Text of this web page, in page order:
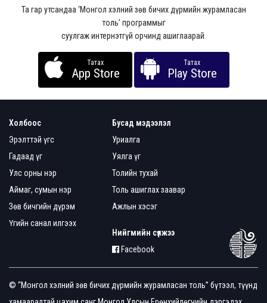
Та гар утсандаа ‘Монгол хэлний зөв бичих дүрмийн журамласан
толь’ программыг
суулгаж интернэтгүй орчинд ашиглаарай.
Татах
App Store
Татах
Play Store
Холбоос
Эрэлттэй үгс
Гадаад үг
Улс орны нэр
Аймаг, сумын нэр
Зөв бичгийн дүрэм
Үгийн санал илгээх
Бусад мэдээлэл
Уриалга
Уялга үг
Толийн тухай
Толь ашиглах заавар
Ажлын хэсэг
Нийгмийн сүлжээ
Facebook
© “Монгол хэлний зөв бичих дүрмийн журамласан толь” бүтээл, түүнд